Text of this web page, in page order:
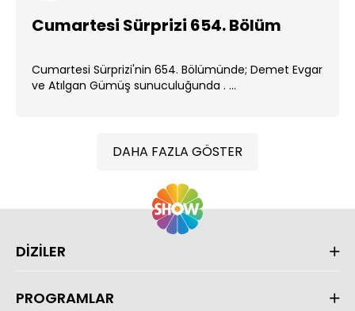
Cumartesi Sürprizi 654. Bölüm
Cumartesi Sürprizi'nin 654. Bölümünde; Demet Evgar
ve Atılgan Gümüş sunuculuğunda . ...
DAHA FAZLA GÖSTER
DİZİLER
PROGRAMLAR